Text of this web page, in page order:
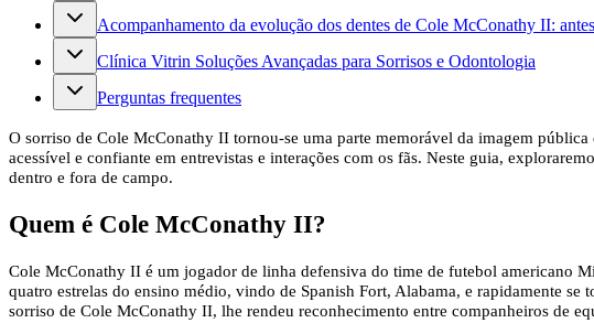
Acompanhamento da evolução dos dentes de Cole McConathy II:
Clínica Vitrin Soluções Avançadas para Sorrisos e Odontologia
Perguntas frequentes
O sorriso de Cole McConathy II tornou-se uma parte memorável da imagem
acessível e confiante em entrevistas e interações com os fãs. Neste guia,
dentro e fora de campo.
Quem é Cole McConathy II?
Cole McConathy II é um jogador de linha defensiva do time de futebol americano
quatro estrelas do ensino médio, vindo de Spanish Fort, Alabama, e rapidamente
sorriso de Cole McConathy II, lhe rendeu reconhecimento entre companheiros de